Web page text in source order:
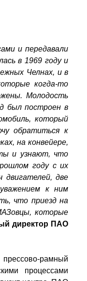
и передавали
в 1969 году и
Челнах, и в
когда-то
Молодость
был построен в
который
обратиться к
на конвейере,
и узнают, что
году с их
две
к ним
что приезд на
которые
директор ПАО
рамный
процессами